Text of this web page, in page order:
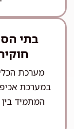
בתי
מערכת
במערכת
המתמיד